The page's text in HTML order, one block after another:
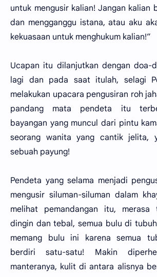
untuk mengusir kalian! Jangan kalian
dan mengganggu istana, atau aku
kekuasaan untuk menghukum kalian!”
Ucapan itu dilanjutkan dengan doa-
lagi dan pada saat itulah, selagi
melakukan upacara pengusiran roh
pandang mata pendeta itu
bayangan yang muncul dari pintu
seorang wanita yang cantik jelita,
sebuah payung!
Pendeta yang selama menjadi
mengusir siluman-siluman dalam
melihat pemandangan itu, merasa
dingin dan tebal, semua bulu di
memang bulu ini karena semua
berdiri satu-satu! Makin
manteranya, kulit di antara alisnya